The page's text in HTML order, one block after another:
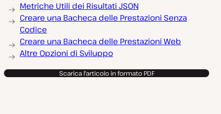
Metriche Utili dei Risultati JSON
Creare una Bacheca delle Prestazioni Senza
Codice
Creare una Bacheca delle Prestazioni Web
Altre Opzioni di Sviluppo
Scarica l'articolo in formato PDF